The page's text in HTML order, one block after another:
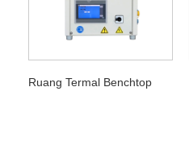
Ruang Termal Benchtop